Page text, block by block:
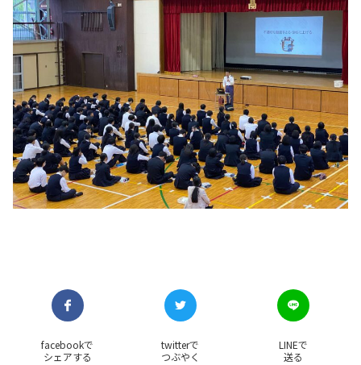
facebookで
シェアする
twitterで
つぶやく
LINEで
送る